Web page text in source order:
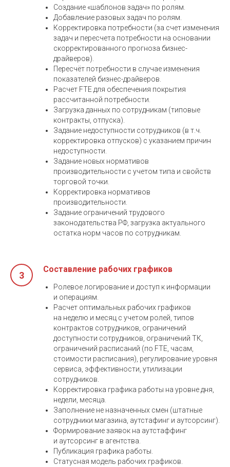
Создание «шаблонов задач» по ролям.
Добавление разовых задач по ролям.
Корректировка потребности (за счет изменения
задач и пересчета потребности на основании
скорректированного прогноза бизнес-
драйверов).
Пересчёт потребности в случае изменения
показателей бизнес-драйверов.
Расчет FTE для обеспечения покрытия
рассчитанной потребности.
Загрузка данных по сотрудникам (типовые
контракты, отпуска).
Задание недоступности сотрудников (в т.ч.
корректировка отпусков) с указанием причин
недоступности.
Задание новых нормативов
производительности с учетом типа и свойств
торговой точки.
Корректировка нормативов
производительности.
Задание ограничений трудового
законодательства РФ, загрузка актуального
остатка норм часов по сотрудникам.
Составление рабочих графиков
Ролевое логирование и доступ к информации
и операциям.
Расчет оптимальных рабочих графиков
на неделю и месяц с учетом ролей, типов
контрактов сотрудников, ограничений
доступности сотрудников, ограничений ТК,
ограничений расписаний (по FTE, часам,
стоимости расписания), регулирование уровня
сервиса, эффективности, утилизации
сотрудников.
Корректировка графика работы на уровне дня,
недели, месяца.
Заполнение не назначенных смен (штатные
сотрудники магазина, аутстафинг и аутсорсинг).
Формирование заявок на аутстаффинг
и аутсорсинг в агентства.
Публикация графика работы.
Статусная модель рабочих графиков.